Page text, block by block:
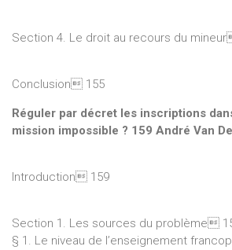
Section 4. Le droit au recours du
Conclusion 155
Réguler par décret les inscriptions
mission impossible ? 159 André Van
Introduction 159
Section 1. Les sources du problème
§ 1. Le niveau de l’enseignement